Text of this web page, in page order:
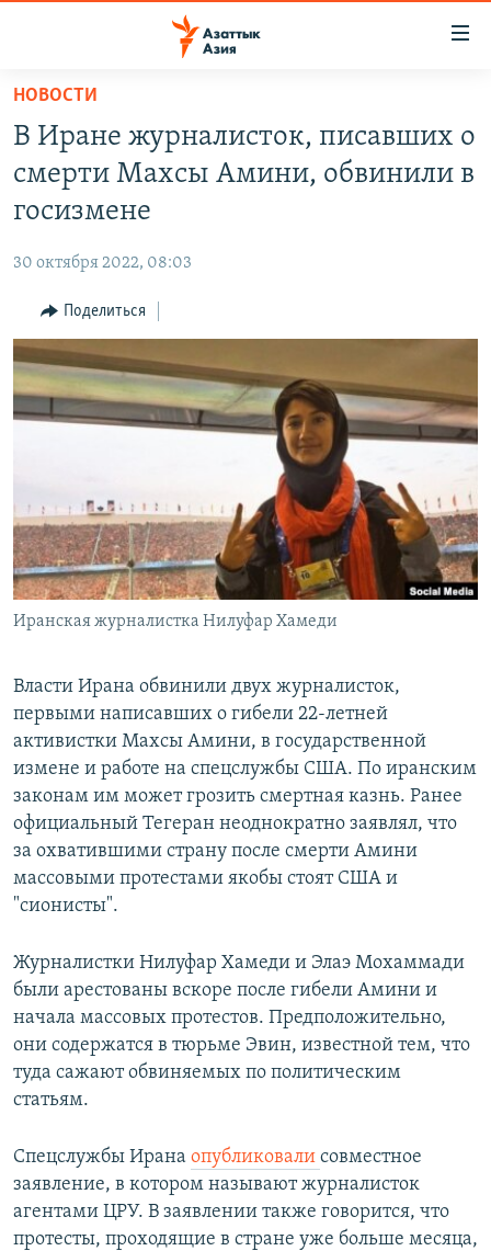
Вернуться
основному
содержанию
Вернутся
главной
навигации
Вернутся
поиску
КАЗАХСТАН
ТАДЖИКИСТАН
НОВОСТИ
ВОЙНА В УКРАИНЕ
ҚАЗАҚША
КЫРГЫЗЧА
ЎЗБЕКЧА
ТОҶИКӢ
Все сайты РСЕ/РС
НОВОСТИ
В Иране журналисток, писавших о
смерти Махсы Амини, обвинили в
госизмене
30 октября 2022, 08:03
Поделиться
Иранская журналистка Нилуфар Хамеди
Власти Ирана обвинили двух журналисток,
первыми написавших о гибели 22-летней
активистки Махсы Амини, в государственной
измене и работе на спецслужбы США. По иранским
законам им может грозить смертная казнь. Ранее
официальный Тегеран неоднократно заявлял, что
за охватившими страну после смерти Амини
массовыми протестами якобы стоят США и
"сионисты".
Журналистки Нилуфар Хамеди и Элаэ Мохаммади
были арестованы вскоре после гибели Амини и
начала массовых протестов. Предположительно,
они содержатся в тюрьме Эвин, известной тем, что
туда сажают обвиняемых по политическим
статьям.
Спецслужбы Ирана опубликовали совместное
заявление, в котором называют журналисток
агентами ЦРУ. В заявлении также говорится, что
протесты, проходящие в стране уже больше месяца,